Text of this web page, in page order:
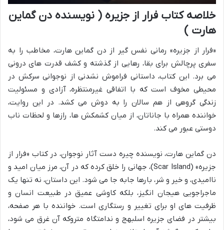
خلاصه کتاب فرار از جزیره ( نویسنده دن گماین
هارت )
«فرار از جزیره» رمانی نفس گیر از دن گماین هارت، مخاطب را به
سفری پرچالش برای بقا، رهایی از گذشته و کشف قدرت های درونی
می برد. این کتاب، داستانی فراموش نشدنی از نوجوانی سرکش در
محیطی مخوف است که با اتفاقی غیرمنتظره، آزادی و مسئولیت
زندگی گروهی از هم سالان را به دوش می کشد. در این روایت،
خواننده همراه با جاناتان، از میان کشمکش ها، رازها و لحظات ناب
دوستی عبور می کند.
دن گماین هارت، نویسنده چیره دست آثار نوجوان، در کتاب «فرار از
جزیره» (Scar Island)، جهانی را خلق کرده که در آن، مرز میان امید و
ناامیدی، و خیر و شر، بارها جابه جا می شود. این داستان، نه تنها یک
ماجراجویی هیجان انگیز، بلکه کاوشی عمیق در طبیعت انسان و
ظرفیت های او برای تغییر و رستگاری است. خواننده با هر صفحه،
بیشتر در فضای جزیره اسلبهج و ندامتگاه متروکه آن غرق می شود،